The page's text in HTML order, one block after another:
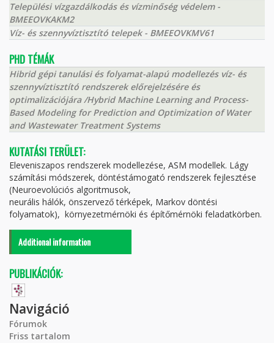
Települési vízgazdálkodás és vízminőség védelem -
BMEEOVKAKM2
Víz- és szennyvíztisztító telepek - BMEEOVKMV61
PHD TÉMÁK
Hibrid gépi tanulási és folyamat-alapú modellezés víz- és
szennyvíztisztító rendszerek előrejelzésére és
optimalizációjára /Hybrid Machine Learning and Process-
Based Modeling for Prediction and Optimization of Water
and Wastewater Treatment Systems
KUTATÁSI TERÜLET:
Eleveniszapos rendszerek modellezése, ASM modellek. Lágy
számítási módszerek, döntéstámogató rendszerek fejlesztése
(Neuroevolúciós algoritmusok,
neurális hálók, önszervező térképek, Markov döntési
folyamatok), környezetmérnöki és építőmérnöki feladatkörben.
Additional information
PUBLIKÁCIÓK:
Navigáció
Fórumok
Friss tartalom